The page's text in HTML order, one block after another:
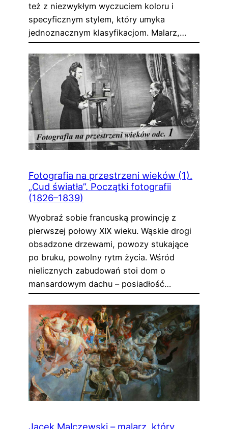
też z niezwykłym wyczuciem koloru i
specyficznym stylem, który umyka
jednoznacznym klasyfikacjom. Malarz,…
Fotografia na przestrzeni wieków (1).
„Cud światła”. Początki fotografii
(1826–1839)
Wyobraź sobie francuską prowincję z
pierwszej połowy XIX wieku. Wąskie drogi
obsadzone drzewami, powozy stukające
po bruku, powolny rytm życia. Wśród
nielicznych zabudowań stoi dom o
mansardowym dachu – posiadłość…
Jacek Malczewski – malarz, który